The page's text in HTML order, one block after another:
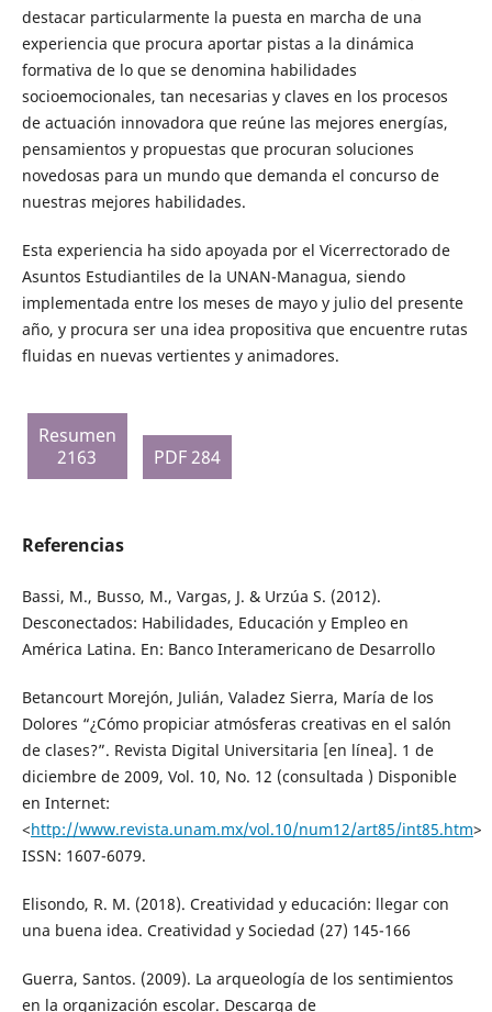
destacar particularmente la puesta en marcha de una
experiencia que procura aportar pistas a la dinámica
formativa de lo que se denomina habilidades
socioemocionales, tan necesarias y claves en los procesos
de actuación innovadora que reúne las mejores energías,
pensamientos y propuestas que procuran soluciones
novedosas para un mundo que demanda el concurso de
nuestras mejores habilidades.
Esta experiencia ha sido apoyada por el Vicerrectorado de
Asuntos Estudiantiles de la UNAN-Managua, siendo
implementada entre los meses de mayo y julio del presente
año, y procura ser una idea propositiva que encuentre rutas
fluidas en nuevas vertientes y animadores.
Resumen
2163
PDF 284
Referencias
Bassi, M., Busso, M., Vargas, J. & Urzúa S. (2012).
Desconectados: Habilidades, Educación y Empleo en
América Latina. En: Banco Interamericano de Desarrollo
Betancourt Morejón, Julián, Valadez Sierra, María de los
Dolores “¿Cómo propiciar atmósferas creativas en el salón
de clases?”. Revista Digital Universitaria [en línea]. 1 de
diciembre de 2009, Vol. 10, No. 12 (consultada ) Disponible
en Internet:
<http://www.revista.unam.mx/vol.10/num12/art85/int85.htm>
ISSN: 1607-6079.
Elisondo, R. M. (2018). Creatividad y educación: llegar con
una buena idea. Creatividad y Sociedad (27) 145-166
Guerra, Santos. (2009). La arqueología de los sentimientos
en la organización escolar. Descarga de